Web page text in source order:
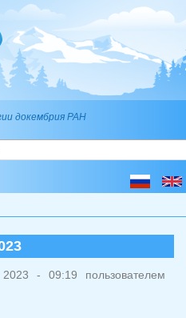
докембрия РАН
поиска
- 09:19 пользователем